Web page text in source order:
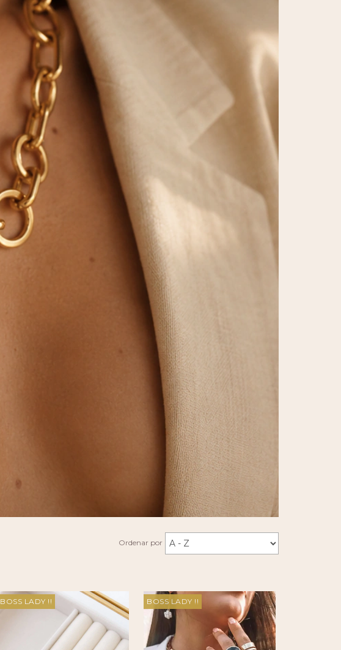
Ordenar por
BOSS LADY !! BOSS LADY !!